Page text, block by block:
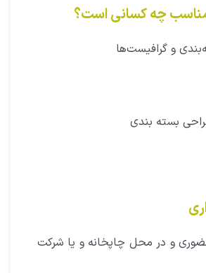
چه کسانی است؟
و گرافیست‌ها
بسته بندی
و در محل چاپخانه و یا شرکت